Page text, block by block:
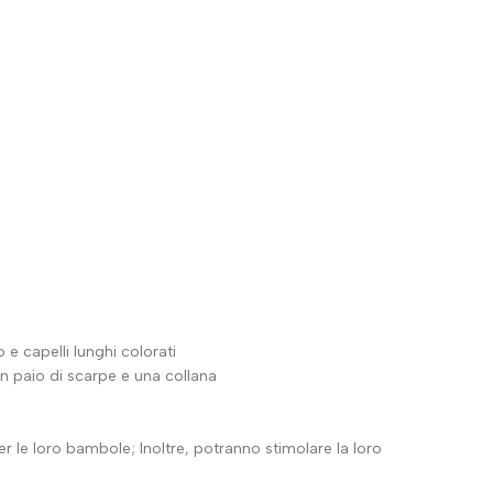
e capelli lunghi colorati
paio di scarpe e una collana
le loro bambole; Inoltre, potranno stimolare la loro